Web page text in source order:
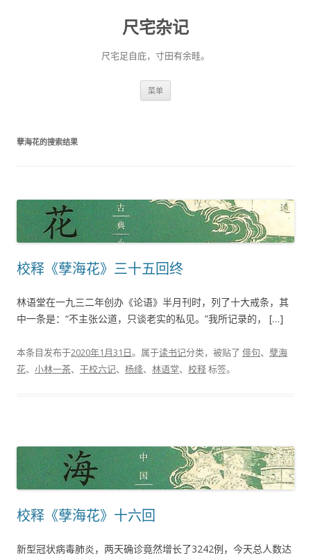
尺宅杂记
尺宅足自庇，寸田有余畦。
菜单
孽海花的搜索结果
校释《孽海花》三十五回终
林语堂在一九三二年创办《论语》半月刊时，列了十大戒条，其
中一条是：“不主张公道，只谈老实的私见。”我所记录的， […]
本条目发布于2020年1月31日。属于读书记分类，被贴了 俳句、 孽海
花、 小林一茶、 干校六记、 杨绛、 林语堂、 校释标签。
校释《孽海花》十六回
新型冠状病毒肺炎，两天确诊竟然增长了3242例，今天总人数达